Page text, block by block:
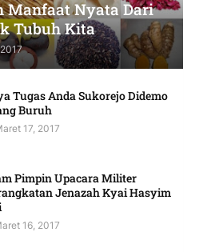
Manfaat Nyata Dari
Tubuh Kita
Tugas Anda Sukorejo Didemo
Buruh
17, 2017
Pimpin Upacara Militer
Jenazah Kyai Hasyim
16, 2017